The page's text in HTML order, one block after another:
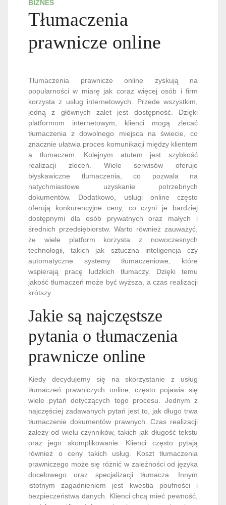
BIZNES
Tłumaczenia
prawnicze online
Tłumaczenia prawnicze online zyskują na
popularności w miarę jak coraz więcej osób i firm
korzysta z usług internetowych. Przede wszystkim,
jedną z głównych zalet jest dostępność. Dzięki
platformom internetowym, klienci mogą zlecać
tłumaczenia z dowolnego miejsca na świecie, co
znacznie ułatwia proces komunikacji między klientem
a tłumaczem. Kolejnym atutem jest szybkość
realizacji zleceń. Wiele serwisów oferuje
błyskawiczne tłumaczenia, co pozwala na
natychmiastowe uzyskanie potrzebnych
dokumentów. Dodatkowo, usługi online często
oferują konkurencyjne ceny, co czyni je bardziej
dostępnymi dla osób prywatnych oraz małych i
średnich przedsiębiorstw. Warto również zauważyć,
że wiele platform korzysta z nowoczesnych
technologii, takich jak sztuczna inteligencja czy
automatyczne systemy tłumaczeniowe, które
wspierają pracę ludzkich tłumaczy. Dzięki temu
jakość tłumaczeń może być wyższa, a czas realizacji
krótszy.
Jakie są najczęstsze
pytania o tłumaczenia
prawnicze online
Kiedy decydujemy się na skorzystanie z usług
tłumaczeń prawniczych online, często pojawia się
wiele pytań dotyczących tego procesu. Jednym z
najczęściej zadawanych pytań jest to, jak długo trwa
tłumaczenie dokumentów prawnych. Czas realizacji
zależy od wielu czynników, takich jak długość tekstu
oraz jego skomplikowanie. Klienci często pytają
również o ceny takich usług. Koszt tłumaczenia
prawniczego może się różnić w zależności od języka
docelowego oraz specjalizacji tłumacza. Innym
istotnym zagadnieniem jest kwestia poufności i
bezpieczeństwa danych. Klienci chcą mieć pewność,